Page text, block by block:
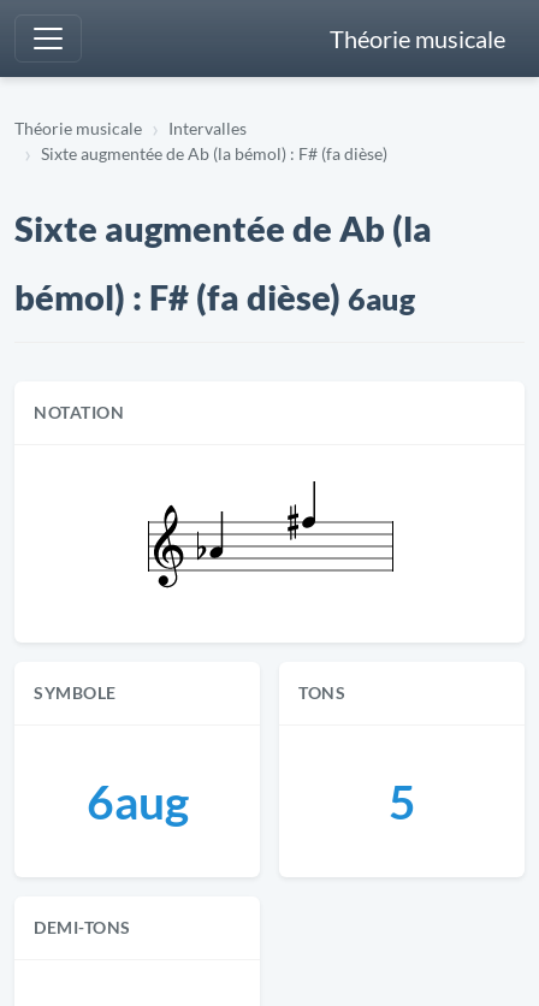
Théorie musicale
Théorie musicale
Intervalles
Sixte augmentée de Ab (la bémol) : F# (fa dièse)
Sixte augmentée de Ab (la
bémol) : F# (fa dièse) 6aug
NOTATION
SYMBOLE
6aug
TONS
5
DEMI-TONS